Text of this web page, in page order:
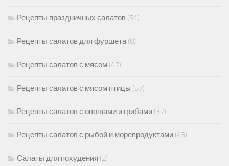
Рецепты праздничных салатов (51)
Рецепты салатов для фуршета(8)
Рецепты салатов с мясом (47)
Рецепты салатов с мясом птицы (57)
Рецепты салатов с овощами и грибами (37)
Рецепты салатов с рыбой и морепродуктами (43)
Салаты для похудения (2)